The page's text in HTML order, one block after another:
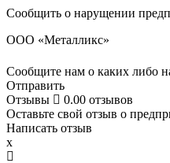
Сообщить о нарущении
ООО «Металликс»
Сообщите нам о каких либо
Отправить
Отзывы
0.00 отзывов
Оставьте свой отзыв о
Написать отзыв
x